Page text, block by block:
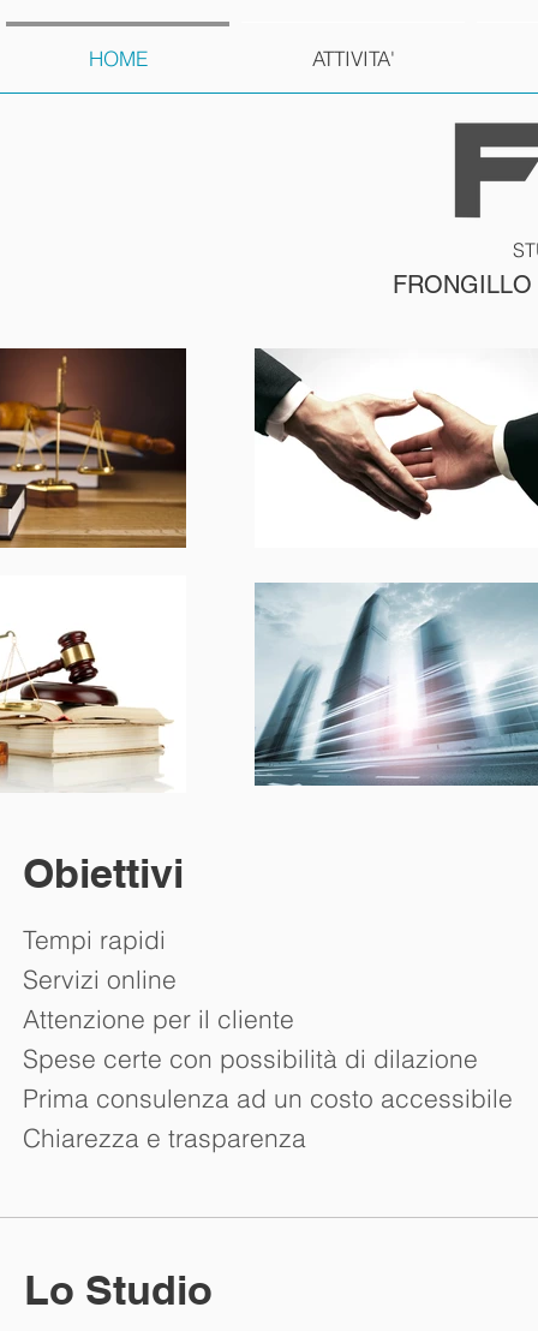
HOME ATTIVITA'
Obiettivi
Tempi rapidi
Servizi online
Attenzione per il cliente
Spese certe con possibilità di dilazione
Prima consulenza ad un costo accessibile
Chiarezza e trasparenza
Lo Studio